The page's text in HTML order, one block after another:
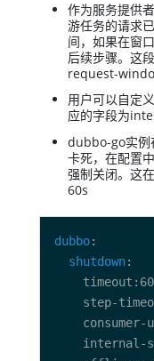
作为服务提供
游任务的请求
间，如果在窗
后续步骤。这
request-
用户可以自定
应的字段为
dubbo-go实例
卡死，在配置
强制关闭。这
60s
dubbo
shutdown